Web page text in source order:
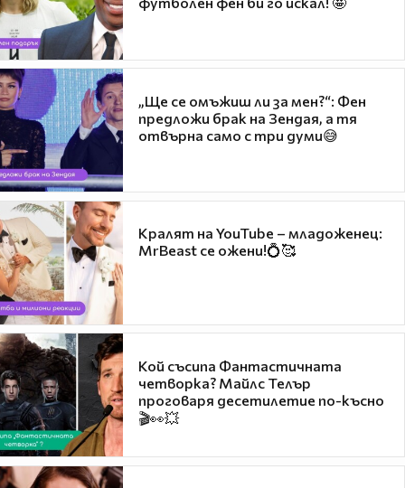
„Ще се омъжиш ли за мен?“: Фен
предложи брак на Зендая, а тя
отвърна само с три думи😅
Кралят на YouTube – младоженец:
MrBeast се ожени!💍🥰
Кой съсипа Фантастичната
четворка? Майлс Телър
проговаря десетилетие по-късно
🎬👀💥